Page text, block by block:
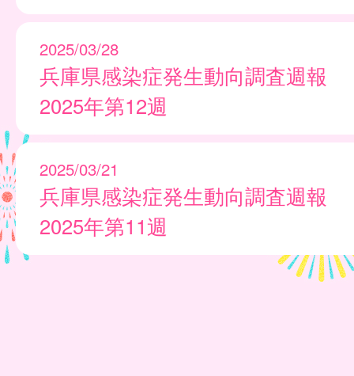
2025/03/28
兵庫県感染症発生動向調査週報
2025年第12週
2025/03/21
兵庫県感染症発生動向調査週報
2025年第11週